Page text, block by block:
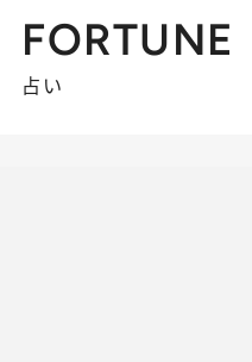
FORTUNE
占い